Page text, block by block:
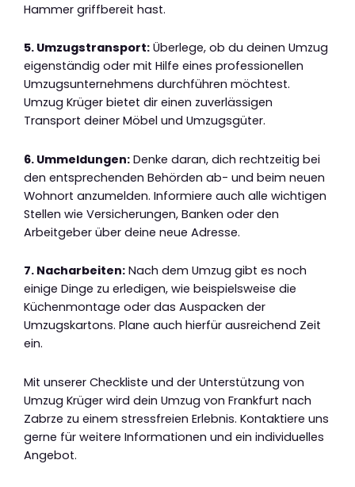
Hammer griffbereit hast.
5. Umzugstransport: Überlege, ob du deinen Umzug
eigenständig oder mit Hilfe eines professionellen
Umzugsunternehmens durchführen möchtest.
Umzug Krüger bietet dir einen zuverlässigen
Transport deiner Möbel und Umzugsgüter.
6. Ummeldungen: Denke daran, dich rechtzeitig bei
den entsprechenden Behörden ab- und beim neuen
Wohnort anzumelden. Informiere auch alle wichtigen
Stellen wie Versicherungen, Banken oder den
Arbeitgeber über deine neue Adresse.
7. Nacharbeiten: Nach dem Umzug gibt es noch
einige Dinge zu erledigen, wie beispielsweise die
Küchenmontage oder das Auspacken der
Umzugskartons. Plane auch hierfür ausreichend Zeit
ein.
Mit unserer Checkliste und der Unterstützung von
Umzug Krüger wird dein Umzug von Frankfurt nach
Zabrze zu einem stressfreien Erlebnis. Kontaktiere uns
gerne für weitere Informationen und ein individuelles
Angebot.